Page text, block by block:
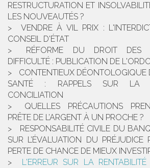
RESTRUCTURATION ET
LES NOUVEAUTÉS ?
VENDRE À VIL PRIX :
CONSEIL D'ÉTAT
RÉFORME DU DROIT DES
DIFFICULTÉ : PUBLICATION DE
CONTENTIEUX DÉONTOLOGIQUE
SANTÉ : RAPPELS SUR LA
CONCILIATION
QUELLES PRÉCAUTIONS
PRÊTE DE L’ARGENT À UN PROCHE ?
RESPONSABILITÉ CIVILE DU
SUR L’ÉVALUATION DU PRÉJUDICE
PERTE DE CHANCE DE MIEUX
L'ERREUR SUR LA